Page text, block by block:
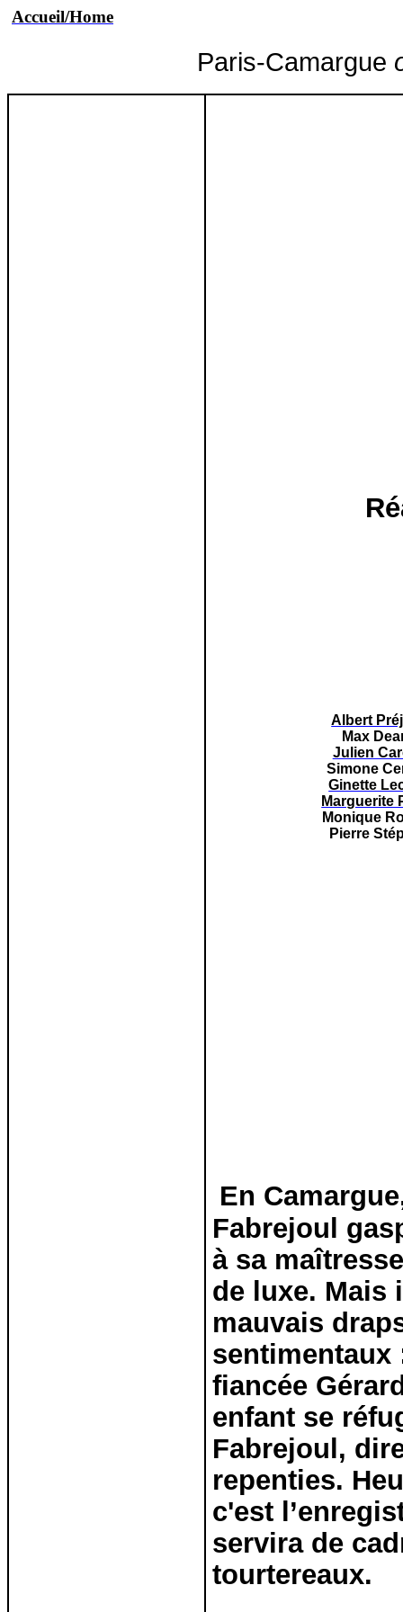
Accueil/Home
Paris-Camargue
Albert
Max
Julien
Simone
Ginette
Marguerite
Monique
Pierre
En
Fabrejoul
à sa
de luxe. Mais
mauvais
sentimentaux
fiancée
enfant se
Fabrejoul,
repenties.
c'est
servira de
tourtereaux.